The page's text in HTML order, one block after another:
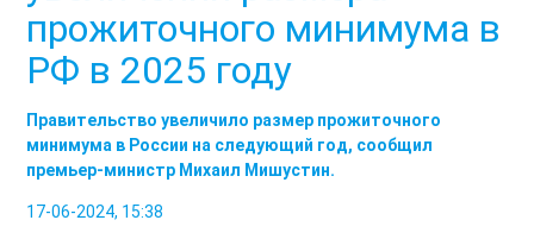
прожиточного минимума в
РФ в 2025 году
Правительство увеличило размер прожиточного
минимума в России на следующий год, сообщил
премьер-министр Михаил Мишустин.
17-06-2024, 15:38